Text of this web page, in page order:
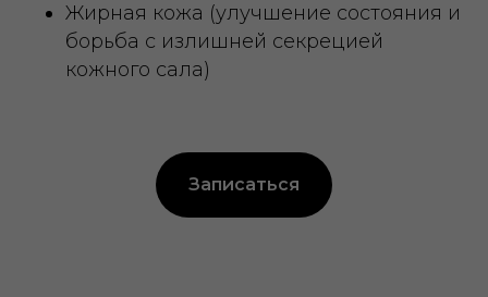
Жирная кожа (улучшение состояния и
борьба с излишней секрецией
кожного сала)
Записаться